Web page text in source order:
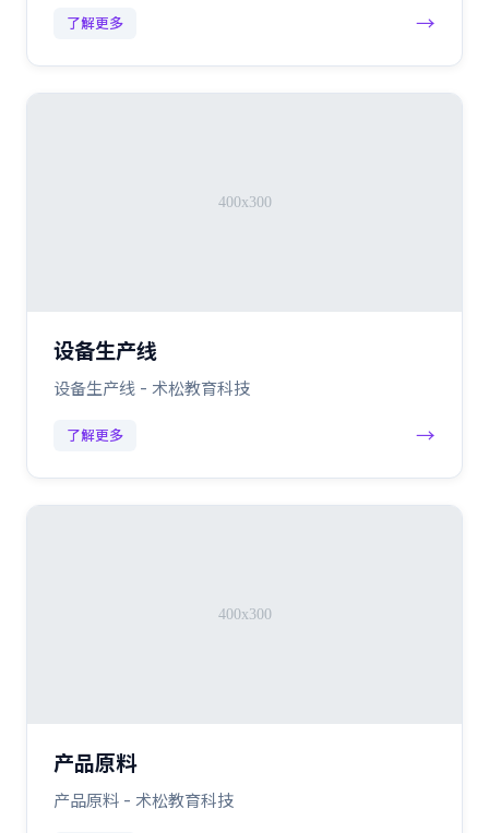
了解更多 →
设备生产线
设备生产线 - 术松教育科技
了解更多 →
产品原料
产品原料 - 术松教育科技